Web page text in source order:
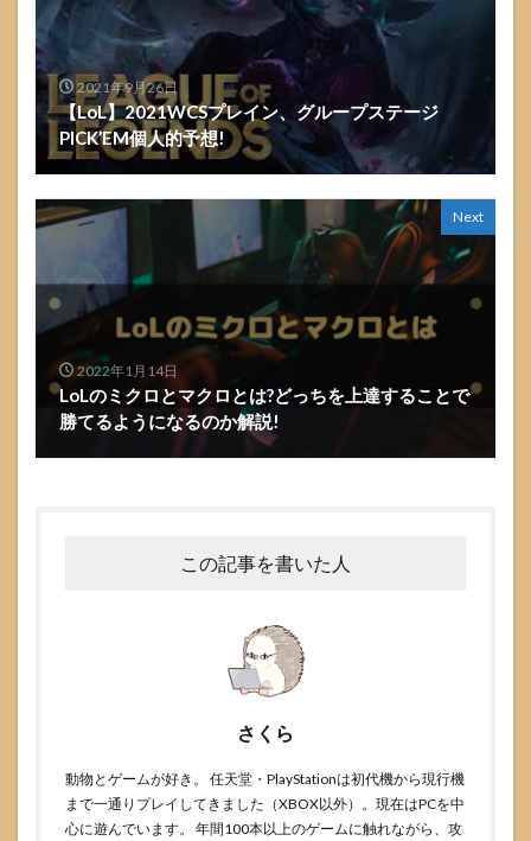
2021年9月26日
【LoL】2021WCSプレイン、グループステージ
PICK’EM個人的予想!
Next
2022年1月14日
LoLのミクロとマクロとは?どっちを上達することで
勝てるようになるのか解説!
この記事を書いた人
さくら
動物とゲームが好き。 任天堂・PlayStationは初代機から現行機
まで一通りプレイしてきました（XBOX以外）。現在はPCを中
心に遊んでいます。 年間100本以上のゲームに触れながら、攻